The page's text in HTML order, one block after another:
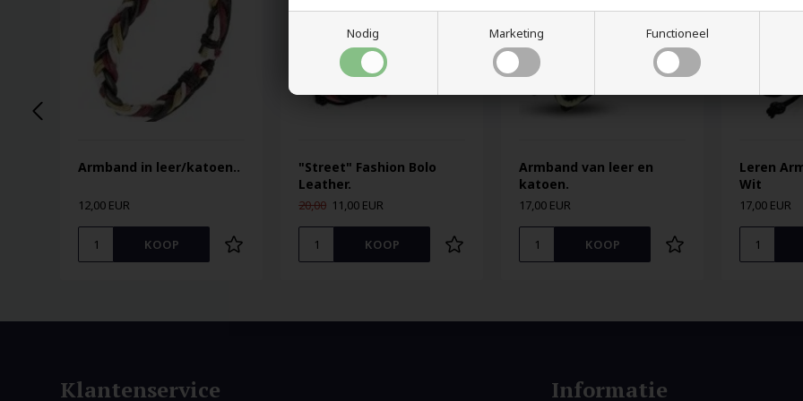
Nodig Marketing Functioneel
Armband in leer/katoen..
12,00 EUR
"Street" Fashion Bolo
Leather.
20,00 11,00 EUR
Armband van leer en
katoen.
17,00 EUR
Leren
Wit
17,00 EUR
Klantenservice Informatie